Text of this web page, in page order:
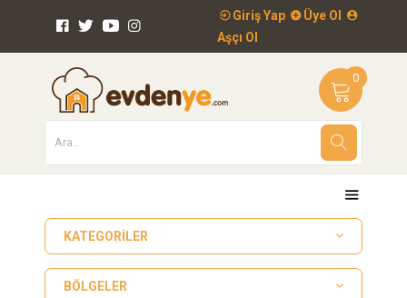
Giriş Yap
Üye Ol
Aşçı Ol
0
KATEGORILER
BÖLGELER